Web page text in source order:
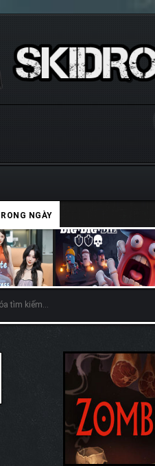
NGÀY